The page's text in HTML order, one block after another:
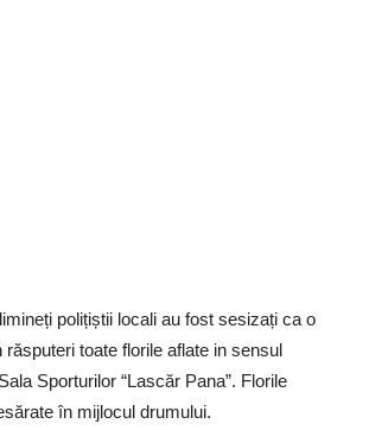
polițiștii locali au fost sesizați ca o
toate florile aflate in sensul
Sporturilor “Lascăr Pana”. Florile
în mijlocul drumului.